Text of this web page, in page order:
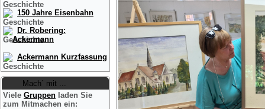
150 Jahre Eisenbahn
Dr. Robering:
Ackermann
Ackermann Kurzfassung
Mach´ mit ...
Viele Gruppen laden Sie
zum Mitmachen ein: